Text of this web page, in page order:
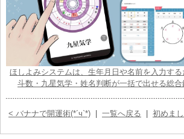
ほしよみシステムは、生年月日や名前を入力す
斗数・九星気学・姓名判断が一括で出せる総合
< バナナで開運術(*´ч`*) 一覧へ戻る 初めま